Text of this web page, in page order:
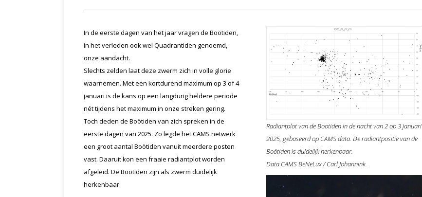
In de eerste dagen van het jaar vragen de Boötiden,
in het verleden ook wel Quadrantiden genoemd,
onze aandacht.
Slechts zelden laat deze zwerm zich in volle glorie
waarnemen. Met een kortdurend maximum op 3 of 4
januari is de kans op een langdurig heldere periode
nét tijdens het maximum in onze streken gering.
Toch deden de Boötiden van zich spreken in de
eerste dagen van 2025. Zo legde het CAMS netwerk
een groot aantal Boötiden vanuit meerdere posten
vast. Daaruit kon een fraaie radiantplot worden
afgeleid. De Boötiden zijn als zwerm duidelijk
herkenbaar.
Radiantplot van de Bootiden in de nacht van 2 op 3 januari
2025, gebaseerd op CAMS data. De radiantpositie van de
Boötiden is duidelijk herkenbaar.
Data CAMS BeNeLux / Carl Johannink.